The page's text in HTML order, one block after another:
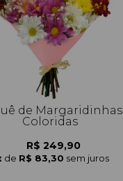
de Margaridinhas
Coloridas
R$ 249,90
de R$ 83,30 sem juros